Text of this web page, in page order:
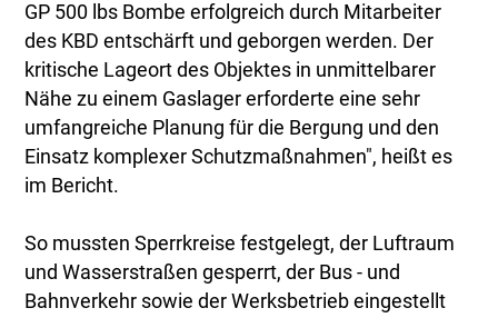
GP 500 lbs Bombe erfolgreich durch Mitarbeiter
des KBD entschärft und geborgen werden. Der
kritische Lageort des Objektes in unmittelbarer
Nähe zu einem Gaslager erforderte eine sehr
umfangreiche Planung für die Bergung und den
Einsatz komplexer Schutzmaßnahmen", heißt es
im Bericht.
So mussten Sperrkreise festgelegt, der Luftraum
und Wasserstraßen gesperrt, der Bus - und
Bahnverkehr sowie der Werksbetrieb eingestellt